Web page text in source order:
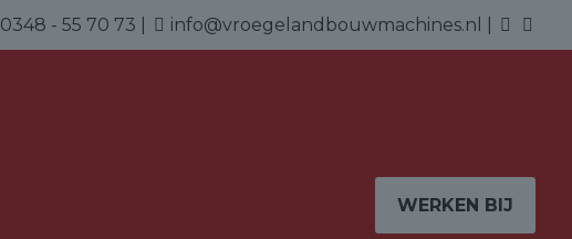
0348 - 55 70 73 info@vroegelandbouwmachines.nl
WERKEN BIJ